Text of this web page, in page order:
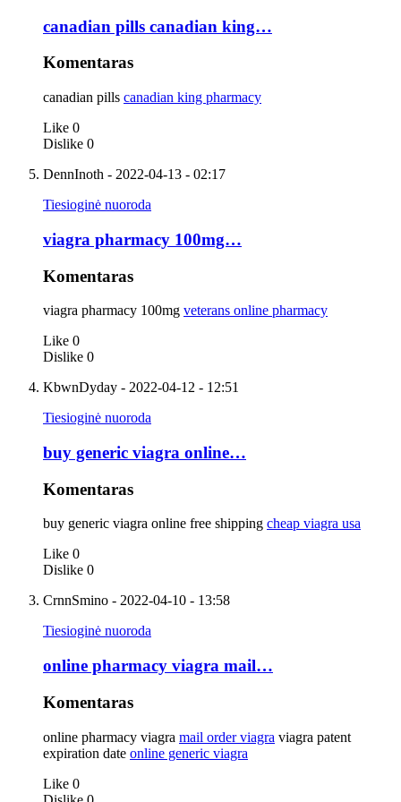
canadian pills canadian king…
Komentaras
canadian pills canadian king pharmacy
Like 0
Dislike 0
DennInoth - 2022-04-13 - 02:17
Tiesioginė nuoroda
viagra pharmacy 100mg…
Komentaras
viagra pharmacy 100mg veterans online pharmacy
Like 0
Dislike 0
KbwnDyday - 2022-04-12 - 12:51
Tiesioginė nuoroda
buy generic viagra online…
Komentaras
buy generic viagra online free shipping cheap viagra usa
Like 0
Dislike 0
CrnnSmino - 2022-04-10 - 13:58
Tiesioginė nuoroda
online pharmacy viagra mail…
Komentaras
online pharmacy viagra mail order viagra viagra patent
expiration date online generic viagra
Like 0